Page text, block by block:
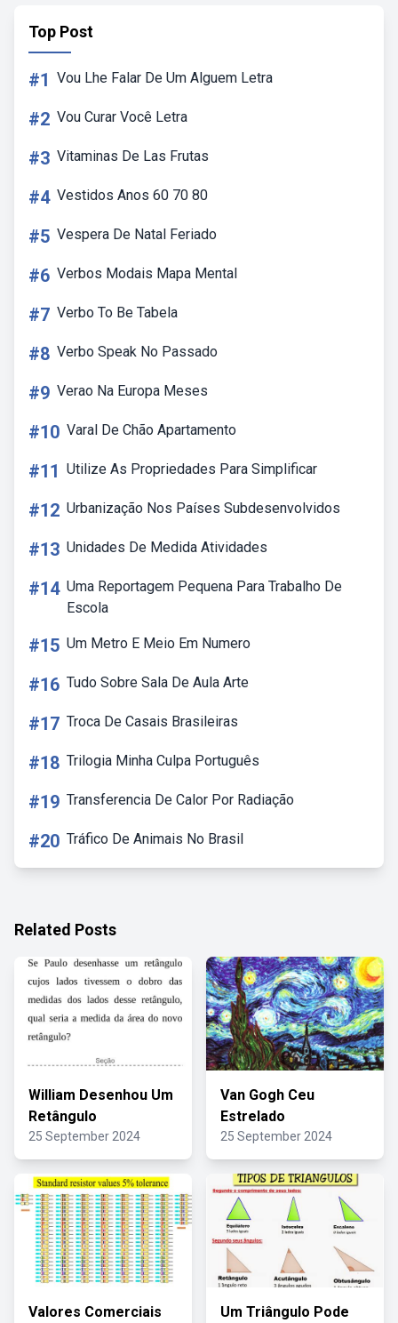
Top Post
#1 Vou Lhe Falar De Um Alguem Letra
#2 Vou Curar Você Letra
#3 Vitaminas De Las Frutas
#4 Vestidos Anos 60 70 80
#5 Vespera De Natal Feriado
#6 Verbos Modais Mapa Mental
#7 Verbo To Be Tabela
#8 Verbo Speak No Passado
#9 Verao Na Europa Meses
#10 Varal De Chão Apartamento
#11 Utilize As Propriedades Para Simplificar
#12 Urbanização Nos Países Subdesenvolvidos
#13 Unidades De Medida Atividades
#14 Uma Reportagem Pequena Para Trabalho De
Escola
#15 Um Metro E Meio Em Numero
#16 Tudo Sobre Sala De Aula Arte
#17 Troca De Casais Brasileiras
#18 Trilogia Minha Culpa Português
#19 Transferencia De Calor Por Radiação
#20 Tráfico De Animais No Brasil
Related Posts
William Desenhou Um
Retângulo
25 September 2024
Van Gogh Ceu
Estrelado
25 September 2024
Valores Comerciais Um Triângulo Pode